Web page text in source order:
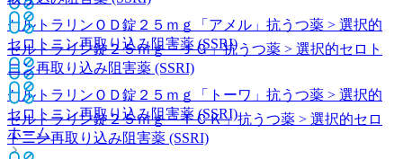
セルトラリンＯＤ錠２５ｍｇ「アメル」 抗うつ薬 > 選択的
セロトニン再取り込み阻害薬 (SSRI)
セルトラリンＯＤ錠２５ｍｇ「トーワ」 抗うつ薬 > 選択的
セロトニン再取り込み阻害薬 (SSRI)
ホーム
セルトラリン錠２５ｍｇ「ＪＧ」抗うつ薬 > 選択的セロト
ニン再取り込み阻害薬 (SSRI)
セルトラリン錠２５ｍｇ「ＴＣＫ」抗うつ薬 > 選択的セロ
トニン再取り込み阻害薬 (SSRI)